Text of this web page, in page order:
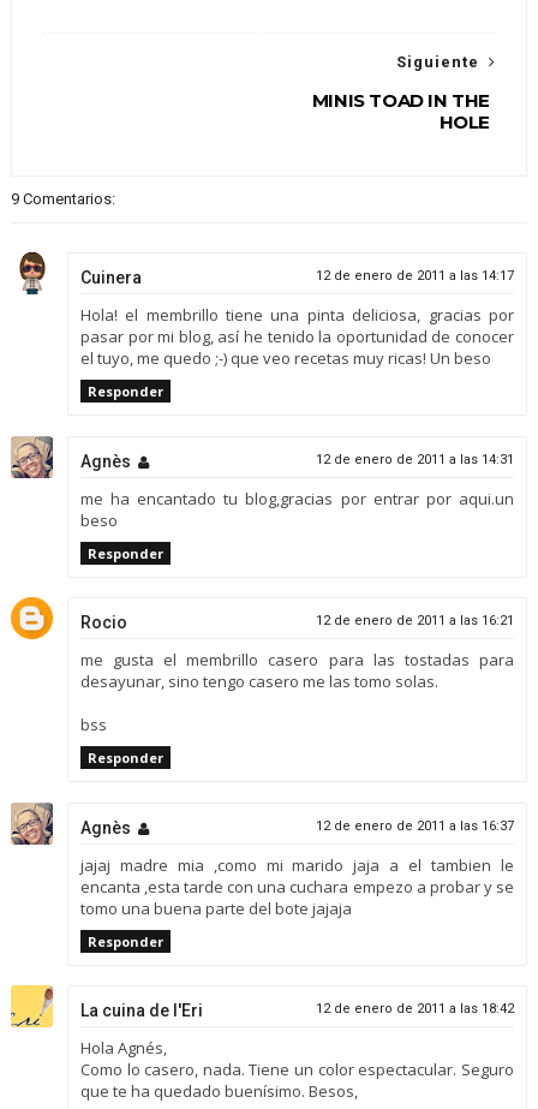
Siguiente
MINIS TOAD IN THE
HOLE
9 Comentarios:
Cuinera 12 de enero de 2011 a las 14:17
Hola! el membrillo tiene una pinta deliciosa, gracias por
pasar por mi blog, así he tenido la oportunidad de conocer
el tuyo, me quedo ;-) que veo recetas muy ricas! Un beso
Responder
Agnès 12 de enero de 2011 a las 14:31
me ha encantado tu blog,gracias por entrar por aqui.un
beso
Responder
Rocio 12 de enero de 2011 a las 16:21
me gusta el membrillo casero para las tostadas para
desayunar, sino tengo casero me las tomo solas.
bss
Responder
Agnès 12 de enero de 2011 a las 16:37
jajaj madre mia ,como mi marido jaja a el tambien le
encanta ,esta tarde con una cuchara empezo a probar y se
tomo una buena parte del bote jajaja
Responder
La cuina de l'Eri 12 de enero de 2011 a las 18:42
Hola Agnés,
Como lo casero, nada. Tiene un color espectacular. Seguro
que te ha quedado buenísimo. Besos,